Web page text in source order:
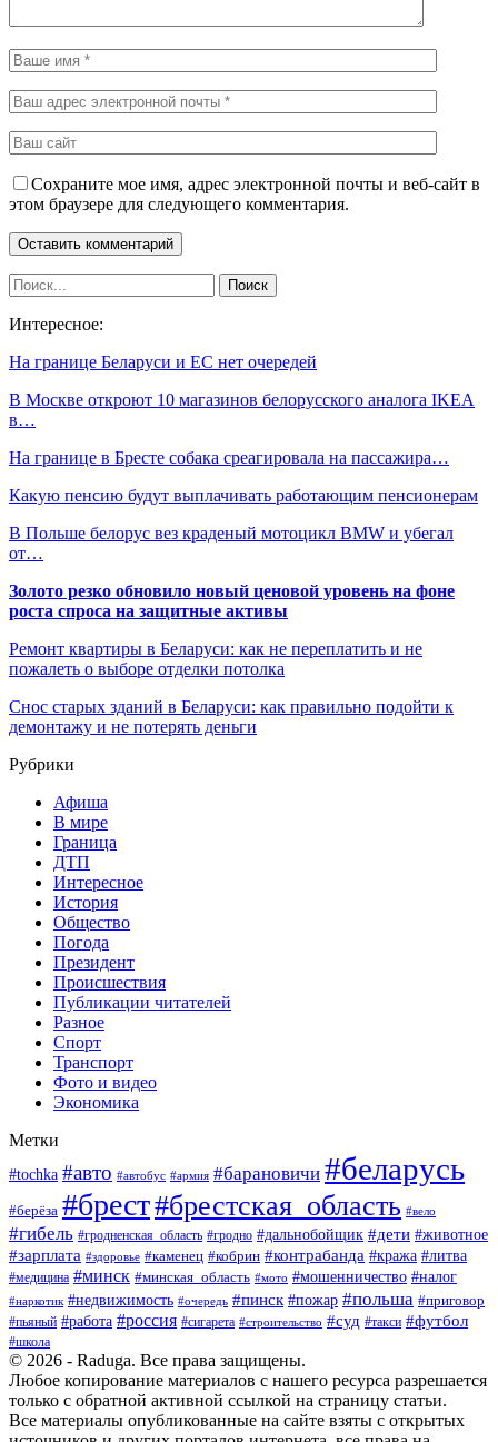
Сохраните мое имя, адрес электронной почты и веб-сайт в
этом браузере для следующего комментария.
Интересное:
На границе Беларуси и ЕС нет очередей
В Москве откроют 10 магазинов белорусского аналога IKEA
в…
На границе в Бресте собака среагировала на пассажира…
Какую пенсию будут выплачивать работающим пенсионерам
В Польше белорус вез краденый мотоцикл BMW и убегал
от…
Золото резко обновило новый ценовой уровень на фоне
роста спроса на защитные активы
Ремонт квартиры в Беларуси: как не переплатить и не
пожалеть о выборе отделки потолка
Снос старых зданий в Беларуси: как правильно подойти к
демонтажу и не потерять деньги
Рубрики
Афиша
В мире
Граница
ДТП
Интересное
История
Общество
Погода
Президент
Происшествия
Публикации читателей
Разное
Спорт
Транспорт
Фото и видео
Экономика
Метки
#tochka #авто #автобус #армия #барановичи #беларусь
#берёза #брест#брестская_область #вело
#гибель #гродненская_область #гродно #дальнобойщик #дети #животное
#зарплата #здоровье #каменец #кобрин #контрабанда #кража #литва
#медицина #минск #минская_область #мото #мошенничество #налог
#наркотик #недвижимость #очередь #пинск #пожар #польша #приговор
#пьяный #работа #россия #сигарета #строительство #суд #такси #футбол
#школа
© 2026 - Raduga. Все права защищены.
Любое копирование материалов с нашего ресурса разрешается
только с обратной активной ссылкой на страницу статьи.
Все материалы опубликованные на сайте взяты с открытых